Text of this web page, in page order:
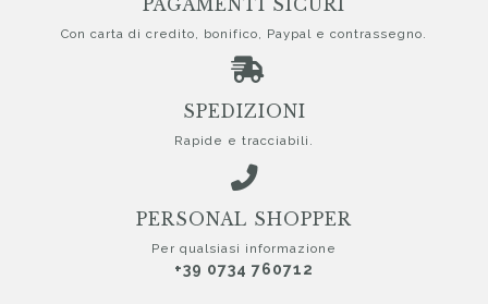
PAGAMENTI SICURI
Con carta di credito, bonifico, Paypal e contrassegno.
SPEDIZIONI
Rapide e tracciabili.
PERSONAL SHOPPER
Per qualsiasi informazione
+39 0734 760712